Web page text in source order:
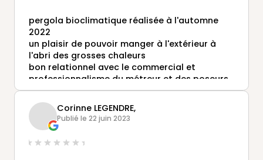
pergola bioclimatique réalisée à l'automne
2022
un plaisir de pouvoir manger à l'extérieur à
l'abri des grosses chaleurs
bon relationnel avec le commercial et
professionnalisme du métreur et des poseurs
nous sommes entièrement satisfaits
Corinne LEGENDRE,
Publié le 22 juin 2023